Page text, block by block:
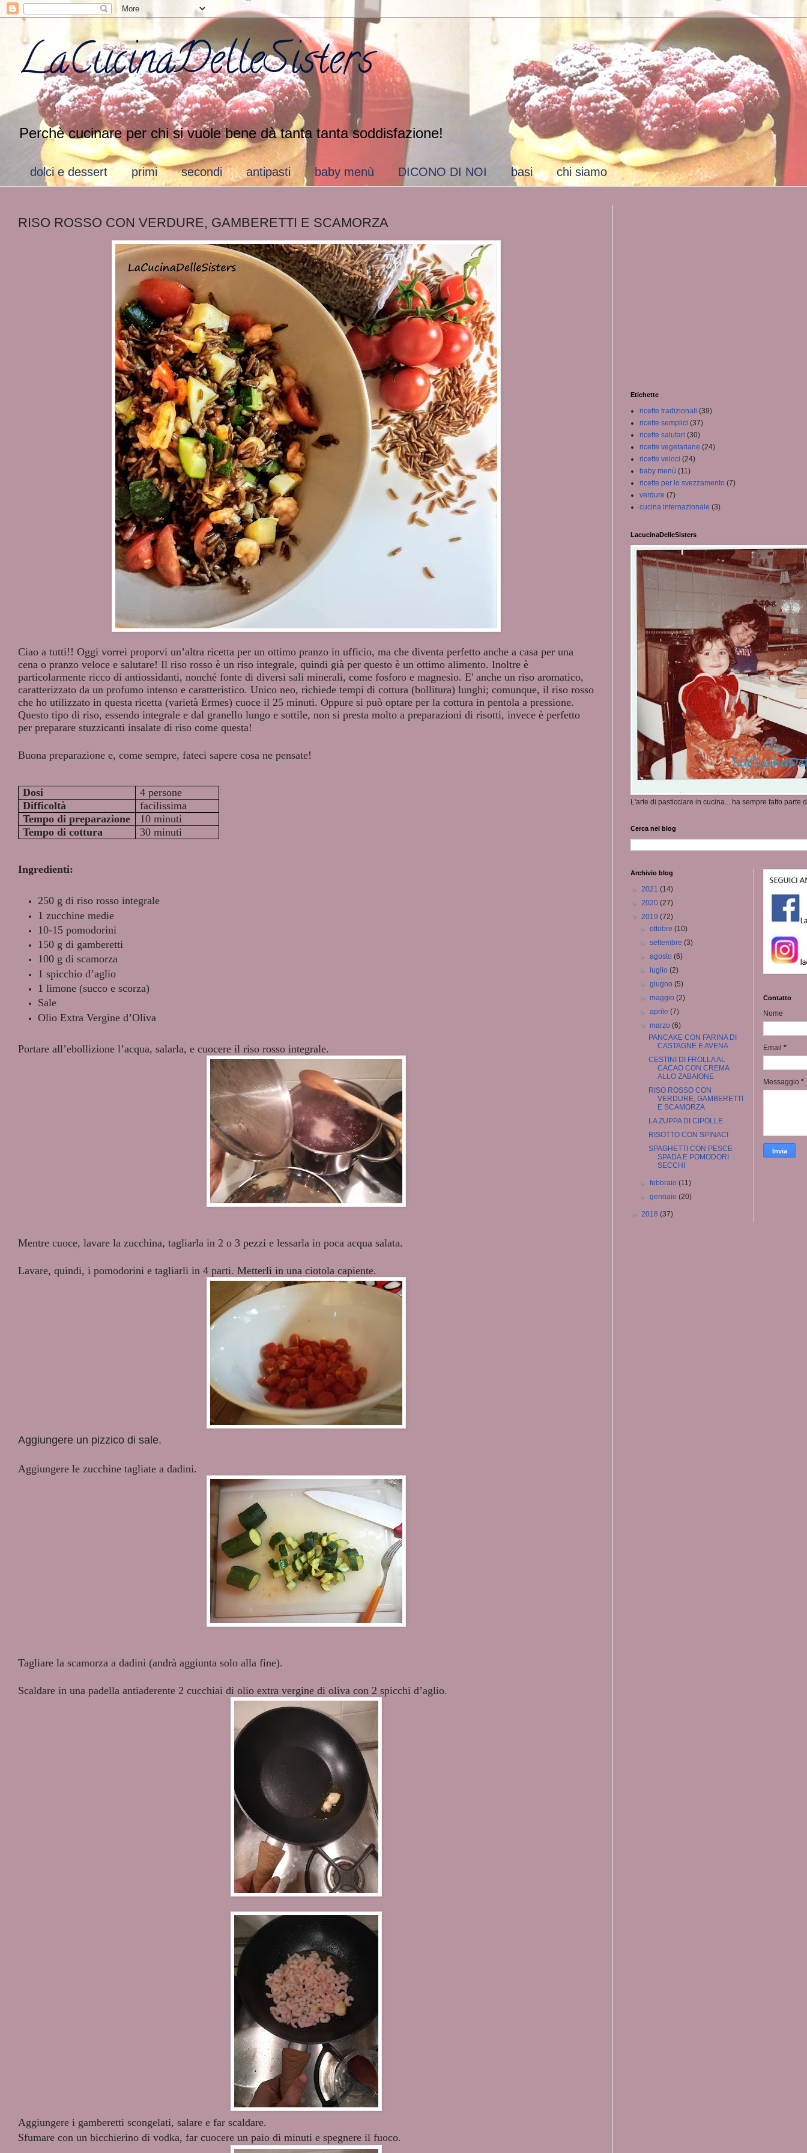
LaCucinaDelleSisters
Perchè cucinare per chi si vuole bene dà tanta tanta soddisfazione!
dolci e dessert primi secondi antipasti baby menù DICONO DI NOI basi chi siamo
RISO ROSSO CON VERDURE, GAMBERETTI E SCAMORZA
Ciao a tutti!! Oggi vorrei proporvi un’altra ricetta per un ottimo pranzo in ufficio, ma che diventa perfetto anche a casa per una
cena o pranzo veloce e salutare! Il riso rosso è un riso integrale, quindi già per questo è un ottimo alimento. Inoltre è
particolarmente ricco di antiossidanti, nonché fonte di diversi sali minerali, come fosforo e magnesio. E' anche un riso aromatico,
caratterizzato da un profumo intenso e caratteristico. Unico neo, richiede tempi di cottura (bollitura) lunghi; comunque, il riso rosso
che ho utilizzato in questa ricetta (varietà Ermes) cuoce il 25 minuti. Oppure si può optare per la cottura in pentola a pressione.
Questo tipo di riso, essendo integrale e dal granello lungo e sottile, non si presta molto a preparazioni di risotti, invece è perfetto
per preparare stuzzicanti insalate di riso come questa!
Buona preparazione e, come sempre, fateci sapere cosa ne pensate!
Dosi
4 persone
Difficoltà
facilissima
Tempo di preparazione
10 minuti
Tempo di cottura
30 minuti
Ingredienti:
250 g di riso rosso integrale
1 zucchine medie
10-15 pomodorini
150 g di gamberetti
100 g di scamorza
1 spicchio d’aglio
1 limone (succo e scorza)
Sale
Olio Extra Vergine d’Oliva
Portare all’ebollizione l’acqua, salarla, e cuocere il riso rosso integrale.
Mentre cuoce, lavare la zucchina, tagliarla in 2 o 3 pezzi e lessarla in poca acqua salata.
Lavare, quindi, i pomodorini e tagliarli in 4 parti. Metterli in una ciotola capiente.
Aggiungere un pizzico di sale.
Aggiungere le zucchine tagliate a dadini.
Tagliare la scamorza a dadini (andrà aggiunta solo alla fine).
Scaldare in una padella antiaderente 2 cucchiai di olio extra vergine di oliva con 2 spicchi d’aglio.
Aggiungere i gamberetti scongelati, salare e far scaldare.
Sfumare con un bicchierino di vodka, far cuocere un paio di minuti e spegnere il fuoco.
Etichette
ricette tradizionali (39)
ricette semplici (37)
ricette salutari (30)
ricette vegetariane (24)
ricette veloci (24)
baby menù (11)
ricette per lo svezzamento (7)
verdure (7)
cucina internazionale (3)
LacucinaDelleSisters
L'arte di pasticciare in cucina... ha sempre fatto parte
Cerca nel blog
Archivio blog
► 2021 (14)
► 2020 (27)
▼ 2019 (72)
►ottobre(10)
►settembre(3)
►agosto(6)
►
luglio(2)
►giugno(5)
►maggio(2)
►aprile(7)
▼marzo(6)
PANCAKE CON FARINA DI
CASTAGNE E AVENA
CESTINI DI FROLLA AL
CACAO CON CREMA
ALLO ZABAIONE
RISO ROSSO CON
VERDURE, GAMBERETTI
E SCAMORZA
LA ZUPPA DI CIPOLLE
RISOTTO CON SPINACI
SPAGHETTI CON PESCE
SPADA E POMODORI
SECCHI
►febbraio(11)
►gennaio(20)
► 2018 (37)
Contatto
Nome
Email *
Messaggio *